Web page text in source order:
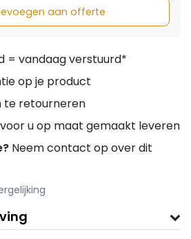
aan offerte
= vandaag verstuurd*
op je product
te retourneren
u op maat gemaakt leveren
Neem contact op over dit